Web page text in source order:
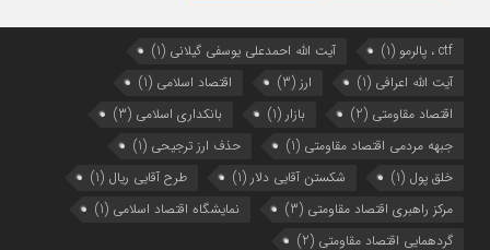
ctf ، پالرمو (1) آیت الله احمدعلی یوسفی گیلانی (1)
آیت الله اعرافی (1) ارز (3) اقتصاد اسلامی (1)
اقتصاد مقاومتی (2) بازار (1) بانکداری اسلامی (3)
جبهه مردمی اقتصاد مقاومتی (1) حذف ارز ترجیحی (1)
خلق پول (1) شکستن آقایی دلار (1) طرح آقایی ریال (1)
مرکز راهبری اقتصاد مقاومتی (3) نمایشگاه اقتصاد اسلامی (1)
گردهمایی اقتصاد مقاومتی (2)